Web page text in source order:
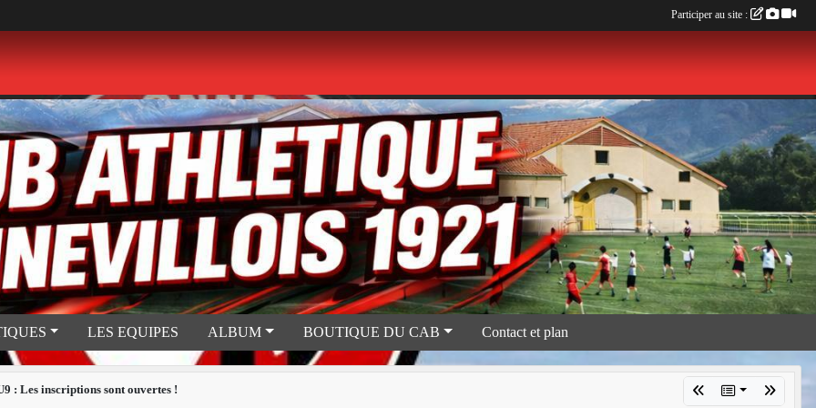
LES EQUIPES ALBUM BOUTIQUE DU CAB Contact et plan
: Les inscriptions sont ouvertes !
Participer au site :